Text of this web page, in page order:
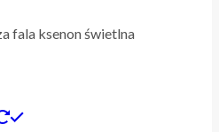
fala ksenon świetlna